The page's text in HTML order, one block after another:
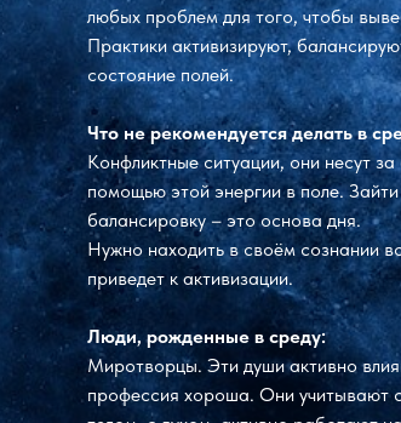
любых проблем для того, чтобы
Практики активизируют,
состояние полей.
Что не рекомендуется делать в
Конфликтные ситуации, они несут
помощью этой энергии в поле.
балансировку – это основа дня.
Нужно находить в своём сознании
приведет к активизации.
Люди, рожденные в среду:
Миротворцы. Эти души активно
профессия хороша. Они учитывают